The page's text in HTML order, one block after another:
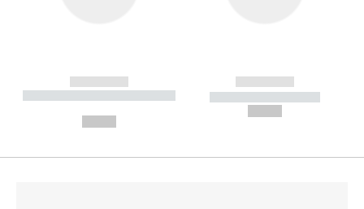
------------
----------- ----------- --------
------------
----------- -----------